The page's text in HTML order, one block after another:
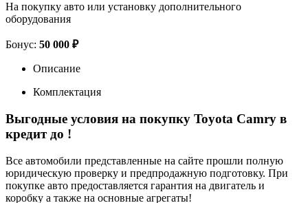
На покупку авто или установку дополнительного
оборудования
Бонус: 50 000 ₽
Описание
Комплектация
Выгодные условия на покупку Toyota Camry в
кредит до !
Все автомобили представленные на сайте прошли полную
юридическую проверку и предпродажную подготовку. При
покупке авто предоставляется гарантия на двигатель и
коробку а также на основные агрегаты!